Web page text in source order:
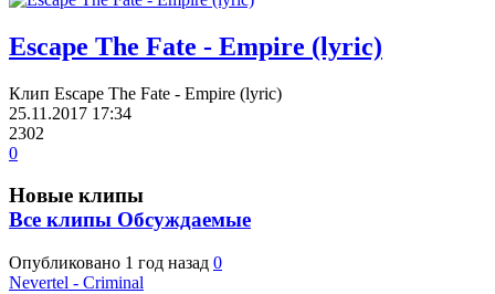
Escape The Fate - Empire (lyric)
Клип Escape The Fate - Empire (lyric)
25.11.2017 17:34
2302
0
Новые клипы
Все клипы Обсуждаемые
Опубликовано 1 год назад 0
Nevertel - Criminal